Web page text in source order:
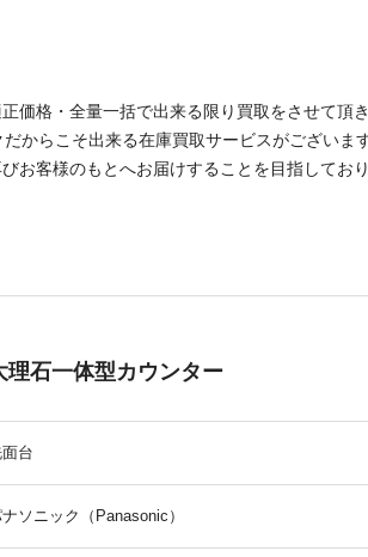
価格・全量一括で出来る限り買取をさせて頂
からこそ出来る在庫買取サービスがございます
お客様のもとへお届けすることを目指してお
石一体型カウンター
台
ソニック（Panasonic）